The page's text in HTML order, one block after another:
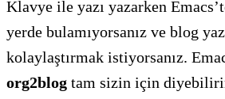
Klavye ile yazı yazarken
yerde bulamıyorsanız ve blog
kolaylaştırmak istiyorsanız.
org2blog tam sizin için